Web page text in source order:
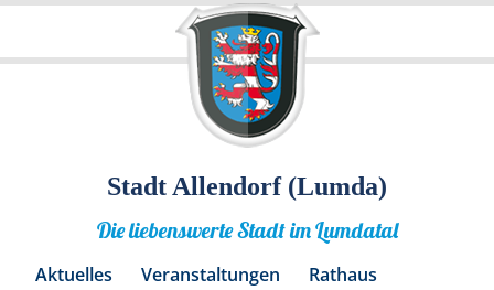
Stadt Allendorf (Lumda)
Die liebenswerte Stadt im Lumdatal
Aktuelles Veranstaltungen
Rathaus